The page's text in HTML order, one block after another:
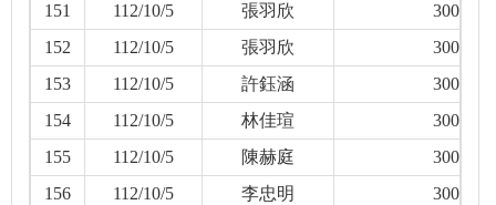
151
112/10/5 張羽欣
300
152
112/10/5 張羽欣
300
153
112/10/5 許鈺涵
300
154
112/10/5 林佳瑄
300
155
112/10/5 陳赫庭
300
156
112/10/5 李忠明
300